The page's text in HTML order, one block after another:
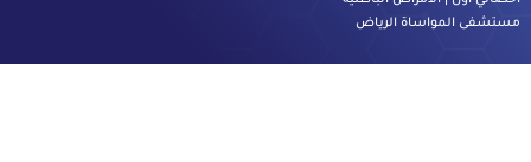
مستشفى المواساة الرياض